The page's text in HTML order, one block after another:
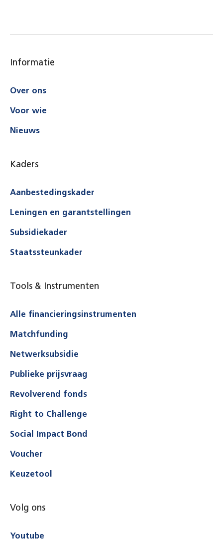
Informatie
Over ons
Voor wie
Nieuws
Kaders
Aanbestedingskader
Leningen en garantstellingen
Subsidiekader
Staatssteunkader
Tools & Instrumenten
Alle financieringsinstrumenten
Matchfunding
Netwerksubsidie
Publieke prijsvraag
Revolverend fonds
Right to Challenge
Social Impact Bond
Voucher
Keuzetool
Volg ons
Youtube